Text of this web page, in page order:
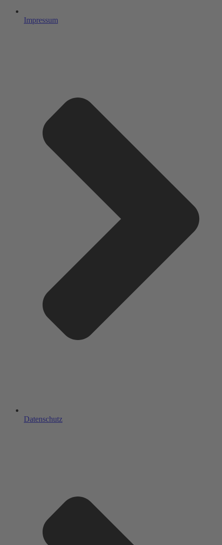
Impressum
Datenschutz